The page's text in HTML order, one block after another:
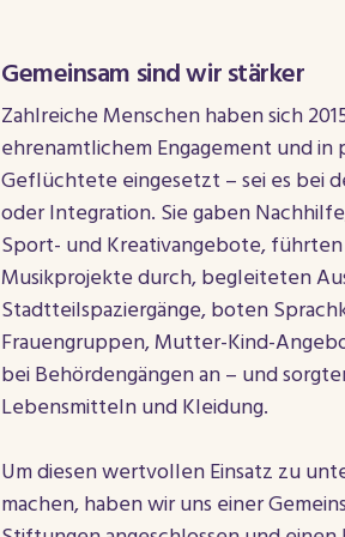
Gemeinsam sind wir stärker
Zahlreiche Menschen haben sich
ehrenamtlichem Engagement und
Geflüchtete eingesetzt – sei es bei
oder Integration. Sie gaben
Sport- und Kreativangebote,
Musikprojekte durch, begleiteten
Stadtteilspaziergänge, boten
Frauengruppen, Mutter-Kind-
bei Behördengängen an – und
Lebensmitteln und Kleidung.
Um diesen wertvollen Einsatz zu
machen, haben wir uns einer